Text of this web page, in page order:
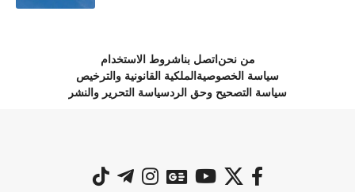
من نحن اتصل بناشروط الاستخدام
سياسة الخصوصية الملكية القانونية والترخيص
سياسة التصحيح وحق الردسياسة التحرير والنشر